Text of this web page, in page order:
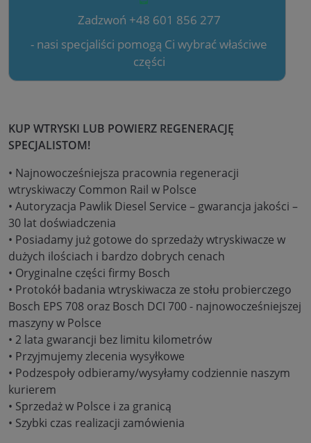
Zadzwoń +48 601 856 277
- nasi specjaliści pomogą Ci wybrać właściwe
części
KUP WTRYSKI LUB POWIERZ REGENERACJĘ
SPECJALISTOM!
• Najnowocześniejsza pracownia regeneracji
wtryskiwaczy Common Rail w Polsce
• Autoryzacja Pawlik Diesel Service – gwarancja jakości –
30 lat doświadczenia
• Posiadamy już gotowe do sprzedaży wtryskiwacze w
dużych ilościach i bardzo dobrych cenach
• Oryginalne części firmy Bosch
• Protokół badania wtryskiwacza ze stołu probierczego
Bosch EPS 708 oraz Bosch DCI 700 - najnowocześniejszej
maszyny w Polsce
• 2 lata gwarancji bez limitu kilometrów
• Przyjmujemy zlecenia wysyłkowe
• Podzespoły odbieramy/wysyłamy codziennie naszym
kurierem
• Sprzedaż w Polsce i za granicą
• Szybki czas realizacji zamówienia